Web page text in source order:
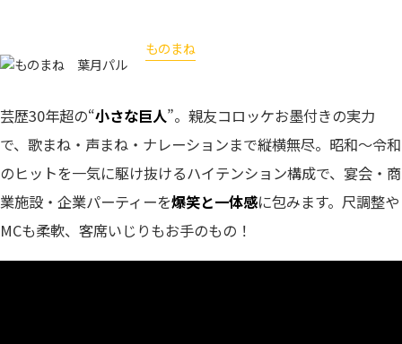
ものまね
芸歴30年超の“小さな巨人”。親友コロッケお墨付きの実力
で、歌まね・声まね・ナレーションまで縦横無尽。昭和～令和
のヒットを一気に駆け抜けるハイテンション構成で、宴会・商
業施設・企業パーティーを爆笑と一体感に包みます。尺調整や
MCも柔軟、客席いじりもお手のもの！